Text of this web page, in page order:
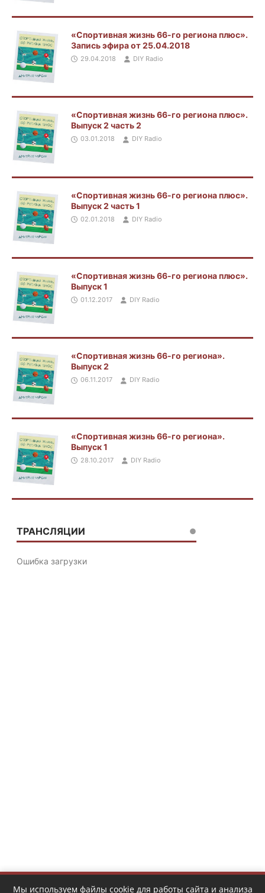
«Спортивная жизнь 66-го региона плюс».
Запись эфира от 25.04.2018
29.04.2018 DIY Radio
«Спортивная жизнь 66-го региона плюс».
Выпуск 2 часть 2
03.01.2018 DIY Radio
«Спортивная жизнь 66-го региона плюс».
Выпуск 2 часть 1
02.01.2018 DIY Radio
«Спортивная жизнь 66-го региона плюс».
Выпуск 1
01.12.2017 DIY Radio
«Спортивная жизнь 66-го региона».
Выпуск 2
06.11.2017 DIY Radio
«Спортивная жизнь 66-го региона».
Выпуск 1
28.10.2017 DIY Radio
Мы используем файлы cookie для работы сайта и анализа